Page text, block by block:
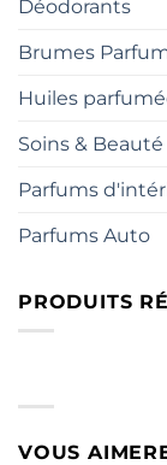
Déodorants
Brumes
Huiles
Soins & Beauté
Parfums
Parfums Auto
PRODUITS
VOUS